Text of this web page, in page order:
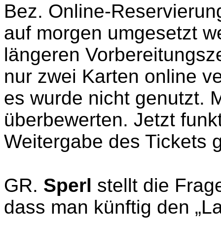
Bez. Online-
auf morgen umgesetzt
längeren
nur zwei Karten online
es wurde nicht genutzt.
überbewerten. Jetzt
Weitergabe des Tickets
GR. Sperl stellt die
dass man künftig den